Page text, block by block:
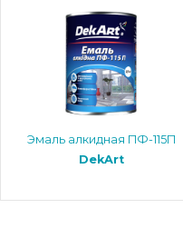
Эмаль алкидная ПФ-115П
DekArt